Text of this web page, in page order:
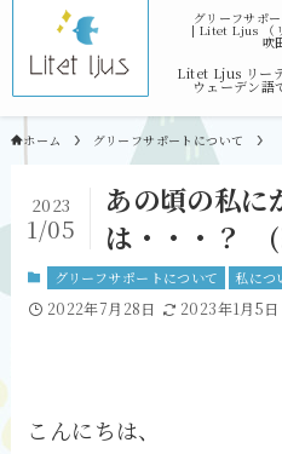
ホーム グリーフサポートについて
あの頃の私に
は・・・？
2023
1/05
グリーフサポートについて 私につ
2022年7月28日 2023年1月5日
こんにちは、